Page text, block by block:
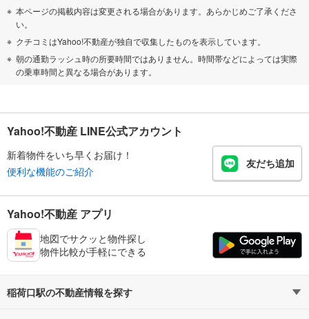
本ページの掲載内容は変更される場合があります。あらかじめご了承くださ
い。
クチコミはYahoo!不動産が独自で収集したものを表示しています。
朝の通勤ラッシュ時の所要時間ではありません。時間帯などによっては実際
の乗車時間と異なる場合があります。
Yahoo!不動産 LINE公式アカウント
新着物件をいち早くお届け！
便利な機能のご紹介
友だち追加
Yahoo!不動産 アプリ
地図でサクッと物件探し
物件比較が手軽にできる
稲荷口駅の不動産情報を探す